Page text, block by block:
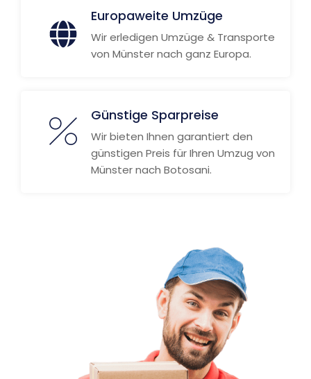
Europaweite Umzüge
Wir erledigen Umzüge & Transporte
von Münster nach ganz Europa.
Günstige Sparpreise
Wir bieten Ihnen garantiert den
günstigen Preis für Ihren Umzug von
Münster nach Botosani.